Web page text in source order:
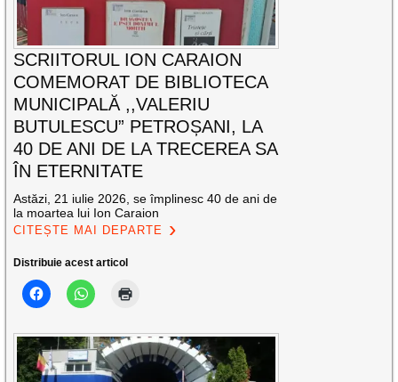
SCRIITORUL ION CARAION
COMEMORAT DE BIBLIOTECA
MUNICIPALĂ ,,VALERIU
BUTULESCU” PETROȘANI, LA
40 DE ANI DE LA TRECEREA SA
ÎN ETERNITATE
Astăzi, 21 iulie 2026, se împlinesc 40 de ani de
la moartea lui Ion Caraion
CITEȘTE MAI DEPARTE
Distribuie acest articol